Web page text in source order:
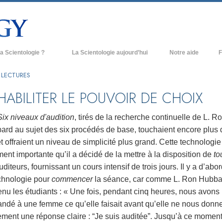
Scientologie ?
Scientologie
la Scientologie
de la Scientologie
introduction
?
La Scientologie aujourd’hui
Base à terre de Flag
Freewinds
Apporter la Scientologie au monde
entier
David Miscavige - Chef ecclésiastique
de la Scientologie
Notre aide
À
LE POUVOIR DE CHOIX
niveaux d'audition, tirés de la recherche continuelle de L.
au sujet des six procédés de base, touchaient encore plus
offraient un niveau de simplicité plus grand. Cette
importante qu’il a décidé de la mettre à la disposition de
fournissant un cours intensif de trois jours. Il y a
pour commencerla séance, car comme L. Ron
les étudiants : « Une fois, pendant cinq heures, nous avons
à une femme ce qu’elle faisait avant qu’elle ne nous
une réponse claire : “Je suis auditée”. Jusqu’à ce